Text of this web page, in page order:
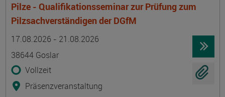
Pilze - Qualifikationsseminar zur Prüfung zum
Pilzsachverständigen der DGfM
17.08.2026 - 21.08.2026
38644 Goslar
Vollzeit
Präsenzveranstaltung